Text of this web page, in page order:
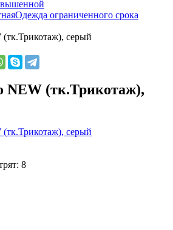
Одежда ограниченного срока
серый
NEW (тк.Трикотаж),
8